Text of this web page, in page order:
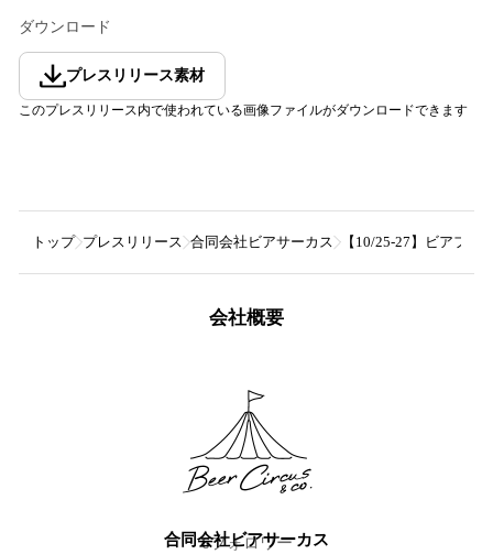
ダウンロード
プレスリリース素材
このプレスリリース内で使われている画像ファイルがダウンロードできます
トップ プレスリリース 合同会社ビアサーカス 【10/25-27】ビアフ
会社概要
合同会社ビアサーカス
6フォロワー